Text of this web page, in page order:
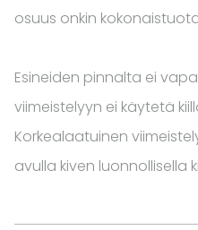
osuus onkin
Esineiden pinnalta ei
viimeistelyyn ei käytetä
Korkealaatuinen
avulla kiven luonnollisella